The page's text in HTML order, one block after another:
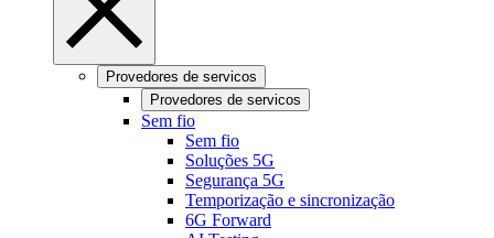
Provedores de servicos
Provedores de servicos
Sem fio
Sem fio
Soluções 5G
Segurança 5G
Temporização e sincronização
6G Forward